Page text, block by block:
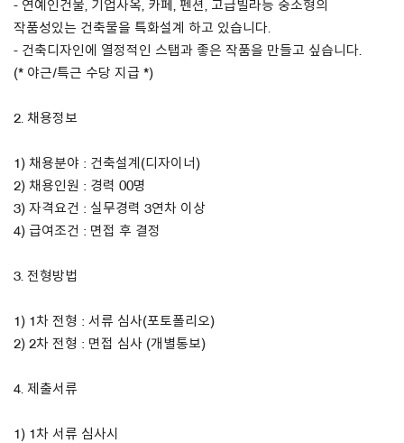
Article Proposals
- 연예인건물, 기업사옥, 카페, 펜션, 고급빌라등 중소형의
작품성있는 건축물을 특화설계 하고 있습니다.
- 건축디자인에 열정적인 스탭과 좋은 작품을 만들고 싶습니다.
(* 야근/특근 수당 지급 *)
2. 채용정보
1) 채용분야 : 건축설계(디자이너)
2) 채용인원 : 경력 00명
3) 자격요건 : 실무경력 3연차 이상
4) 급여조건 : 면접 후 결정
3. 전형방법
1) 1차 전형 : 서류 심사(포토폴리오)
2) 2차 전형 : 면접 심사 (개별통보)
4. 제출서류
1) 1차 서류 심사시